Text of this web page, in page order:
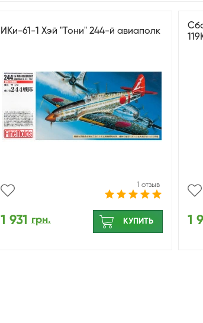
ИКи-61-1 Хэй "Тони" 244-й авиаполк
1 отзыв
1 931 грн. КУПИТЬ 1